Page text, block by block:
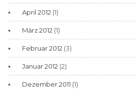
April 2012 (1)
März 2012 (1)
Februar 2012 (3)
Januar 2012 (2)
Dezember 2011 (1)